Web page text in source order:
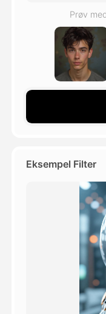
Blog
Prøv
Eksempel Filter